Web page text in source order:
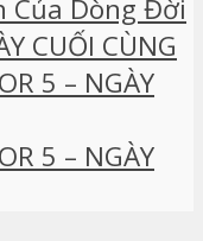
Của Dòng Đời
CUỐI CÙNG
5 – NGÀY
5 – NGÀY